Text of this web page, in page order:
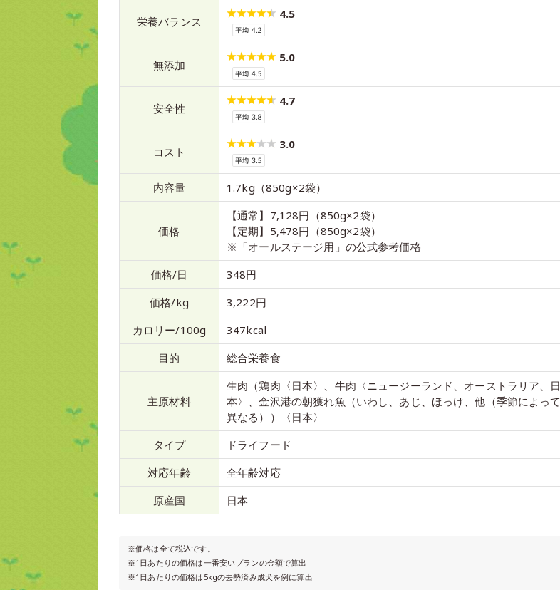
栄養バランス
4.5
無添加
5.0
安全性
4.7
コスト
3.0
内容量 1.7kg（850g×2袋）
価格
【通常】7,128円（850g×2袋）
【定期】5,478円（850g×2袋）
※「オールステージ用」の公式参考価格
価格/日
348円
価格/kg
3,222円
カロリー/100g
347kcal
目的
総合栄養食
主原材料
生肉（鶏肉〈日本〉、牛肉〈ニュージーランド、オーストラリア、日
本〉、金沢港の朝獲れ魚（いわし、あじ、ほっけ、他（季節によって
異なる））〈日本〉
タイプ
ドライフード
対応年齢
全年齢対応
原産国
日本
※価格は全て税込です。
※1日あたりの価格は一番安いプランの金額で算出
※1日あたりの価格は5kgの去勢済み成犬を例に算出